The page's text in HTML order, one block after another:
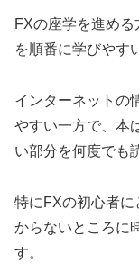
FXの座学を進め
を順番に学びやす
インターネットの
やすい一方で、本
い部分を何度でも
特にFXの初心者
からないところに
す。